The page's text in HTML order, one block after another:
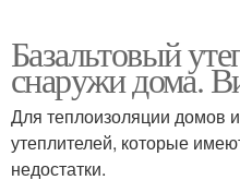
Базальтовый
снаружи дома.
Для теплоизоляции домов
утеплителей, которые
недостатки.